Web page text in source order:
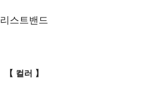
리스트밴드
【 컬러 】